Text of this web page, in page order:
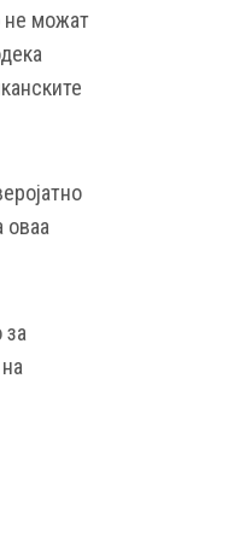
не можат
оваа
за